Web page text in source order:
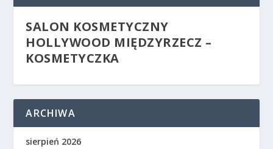
SALON KOSMETYCZNY
HOLLYWOOD MIĘDZYRZECZ –
KOSMETYCZKA
ARCHIWA
sierpień 2026